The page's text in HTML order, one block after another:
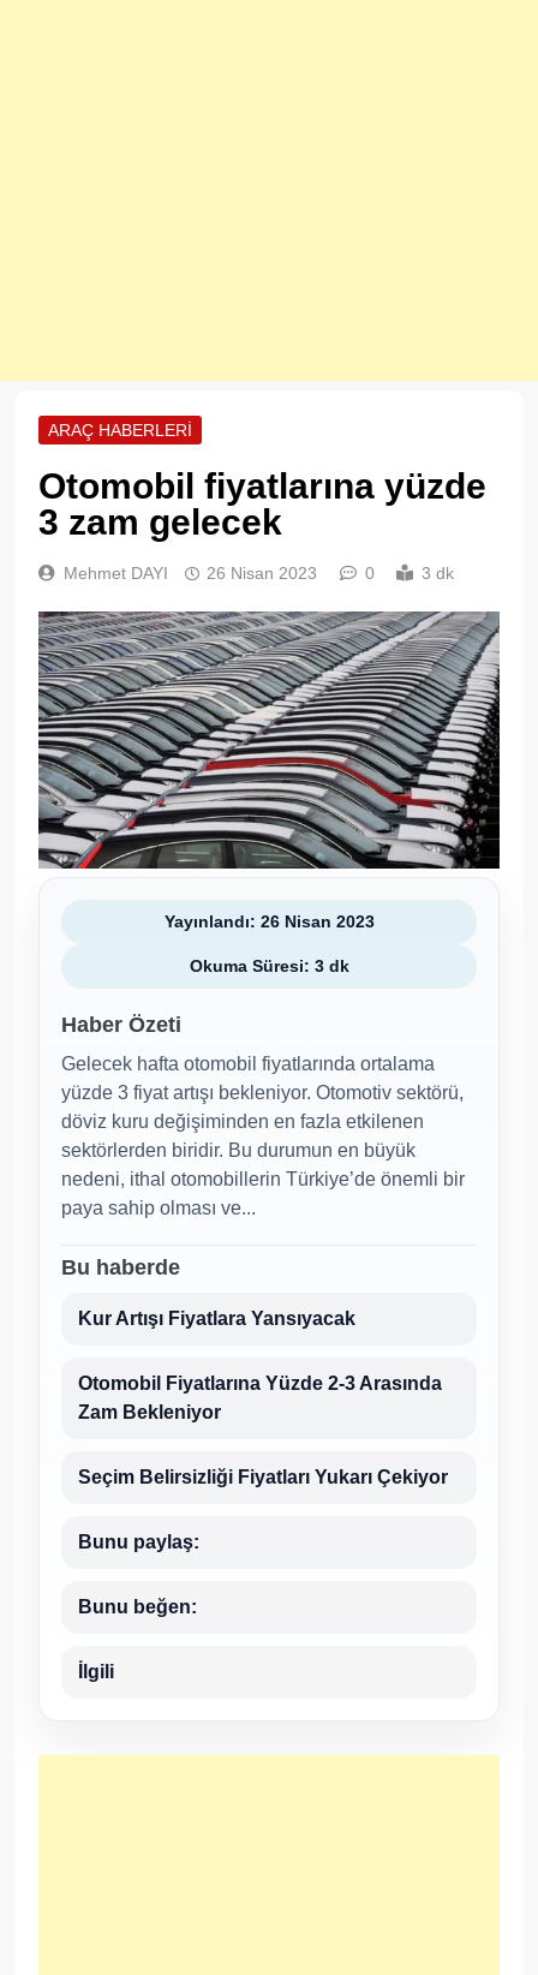
ARAÇ HABERLERI
Otomobil fiyatlarına yüzde
3 zam gelecek
Mehmet DAYI 26 Nisan 2023 0 3 dk
Yayınlandı: 26 Nisan 2023
Okuma Süresi: 3 dk
Haber Özeti
Gelecek hafta otomobil fiyatlarında ortalama
yüzde 3 fiyat artışı bekleniyor. Otomotiv sektörü,
döviz kuru değişiminden en fazla etkilenen
sektörlerden biridir. Bu durumun en büyük
nedeni, ithal otomobillerin Türkiye’de önemli bir
paya sahip olması ve...
Bu haberde
Kur Artışı Fiyatlara Yansıyacak
Otomobil Fiyatlarına Yüzde 2-3 Arasında
Zam Bekleniyor
Seçim Belirsizliği Fiyatları Yukarı Çekiyor
Bunu paylaş:
Bunu beğen:
İlgili